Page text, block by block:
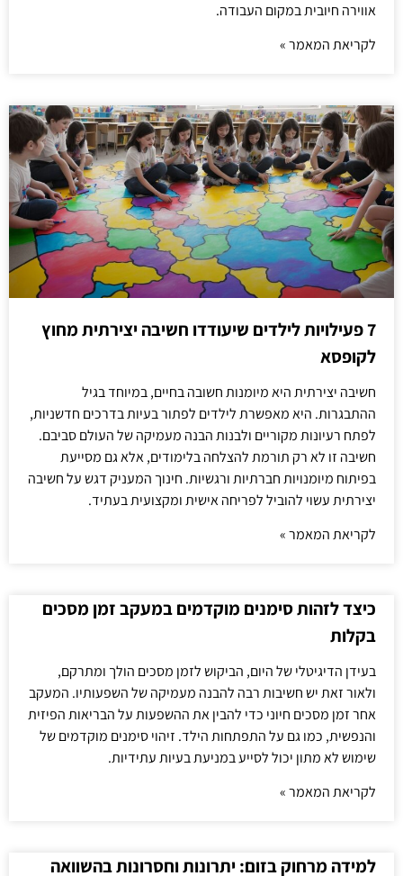
אווירה חיובית במקום העבודה.
לקריאת המאמר »
7 פעילויות לילדים שיעודדו חשיבה יצירתית מחוץ
לקופסא
חשיבה יצירתית היא מיומנות חשובה בחיים, במיוחד בגיל
ההתבגרות. היא מאפשרת לילדים לפתור בעיות בדרכים חדשניות,
לפתח רעיונות מקוריים ולבנות הבנה מעמיקה של העולם סביבם.
חשיבה זו לא רק תורמת להצלחה בלימודים, אלא גם מסייעת
בפיתוח מיומנויות חברתיות ורגשיות. חינוך המעניק דגש על חשיבה
יצירתית עשוי להוביל לפריחה אישית ומקצועית בעתיד.
לקריאת המאמר »
כיצד לזהות סימנים מוקדמים במעקב זמן מסכים
בקלות
בעידן הדיגיטלי של היום, הביקוש לזמן מסכים הולך ומתרקם,
ולאור זאת יש חשיבות רבה להבנה מעמיקה של השפעותיו. המעקב
אחר זמן מסכים חיוני כדי להבין את ההשפעות על הבריאות הפיזית
והנפשית, כמו גם על התפתחות הילד. זיהוי סימנים מוקדמים של
שימוש לא מתון יכול לסייע במניעת בעיות עתידיות.
לקריאת המאמר »
למידה מרחוק בזום: יתרונות וחסרונות בהשוואה